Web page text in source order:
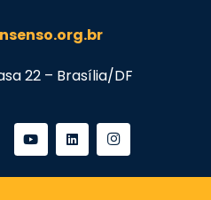
22 – Brasília/DF